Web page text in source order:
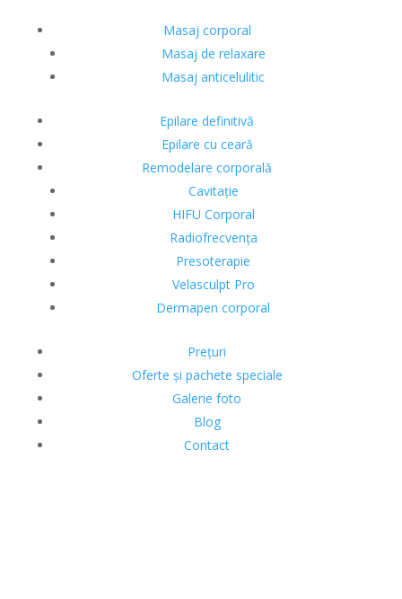
Masaj corporal
Masaj de relaxare
Masaj anticelulitic
Epilare definitivă
Epilare cu ceară
Remodelare corporală
Cavitație
HIFU Corporal
Radiofrecvența
Presoterapie
Velasculpt Pro
Dermapen corporal
Prețuri
Oferte și pachete speciale
Galerie foto
Blog
Contact